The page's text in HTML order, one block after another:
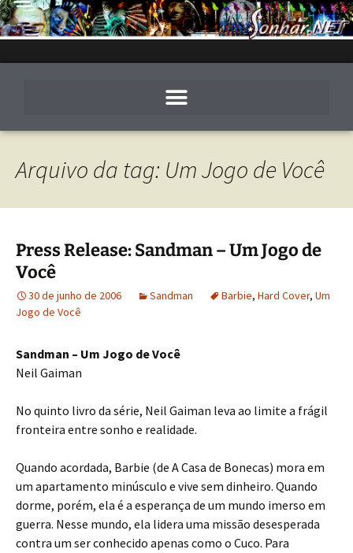
Arquivo da tag: Um Jogo de Você
Press Release: Sandman – Um Jogo de
Você
30 de junho de 2006 Sandman Barbie, Hard Cover, Um
Jogo de Você
Sandman – Um Jogo de Você
Neil Gaiman
No quinto livro da série, Neil Gaiman leva ao limite a frágil
fronteira entre sonho e realidade.
Quando acordada, Barbie (de A Casa de Bonecas) mora em
um apartamento minúsculo e vive sem dinheiro. Quando
dorme, porém, ela é a esperança de um mundo imerso em
guerra. Nesse mundo, ela lidera uma missão desesperada
contra um ser conhecido apenas como o Cuco. Para